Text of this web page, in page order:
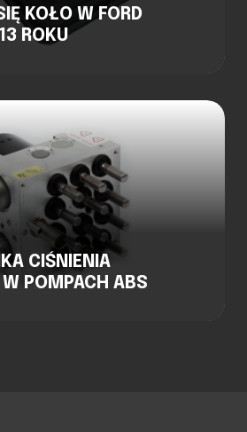
KOŁO W FORD
ROKU
CIŚNIENIA
POMPACH ABS